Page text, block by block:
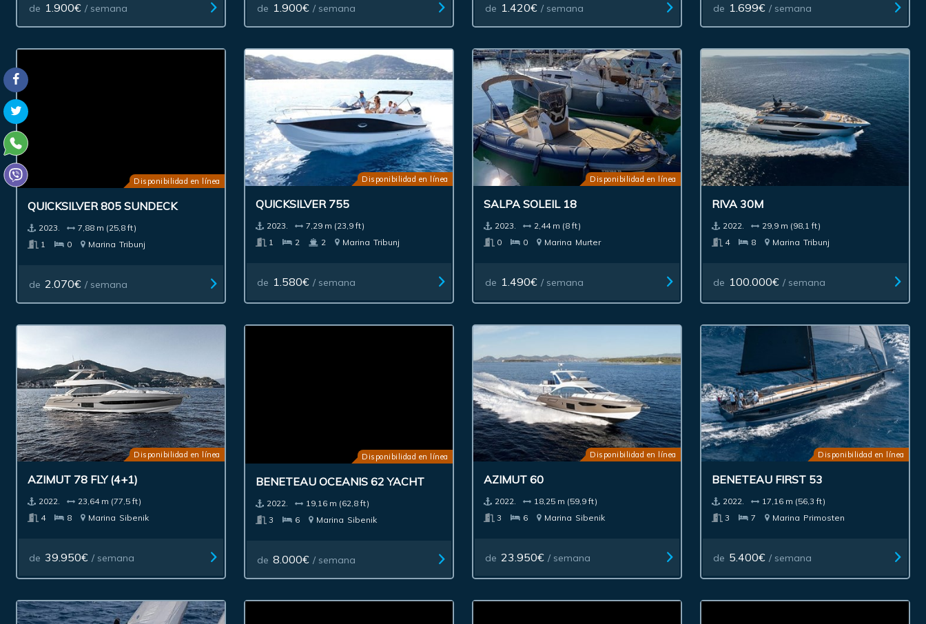
de 1.900€ / semana de 1.900€ / semana de 1.420€ / semana de 1.699€ / semana
Disponibilidad en línea
QUICKSILVER 805 SUNDECK
2023.
7,88 m (25,8 ft)
1
0 Marina Tribunj
de 2.070€ / semana
Disponibilidad en línea
QUICKSILVER 755
2023.
7,29 m (23,9 ft)
1
2 2 Marina Tribunj
de 1.580€ / semana
Disponibilidad en línea
SALPA SOLEIL 18
2023.
2,44 m (8 ft)
0
0 Marina Murter
de 1.490€ / semana
RIVA 30M
2022.
29,9 m (98,1 ft)
4
8 Marina Tribunj
de 100.000€ / semana
Disponibilidad en línea
AZIMUT 78 FLY (4+1)
2022.
23,64 m (77,5 ft)
4
8 Marina Sibenik
de 39.950€ / semana
Disponibilidad en línea
BENETEAU OCEANIS 62 YACHT
2022.
19,16 m (62,8 ft)
3
6 Marina Sibenik
de 8.000€ / semana
Disponibilidad en línea
AZIMUT 60
2022.
18,25 m (59,9 ft)
3
6 Marina Sibenik
de 23.950€ / semana
Disponibilidad en línea
BENETEAU FIRST 53
2022.
17,16 m (56,3 ft)
3
7 Marina Primosten
de 5.400€ / semana